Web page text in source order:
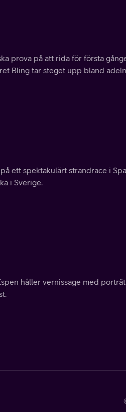
prova på att rida för första
Bling tar steget upp bland
ett spektakulärt strandrace i
i Sverige.
håller vernissage med